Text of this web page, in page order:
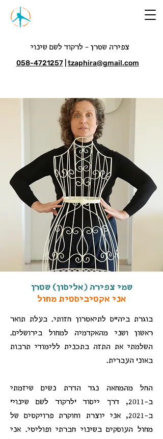
צפירה שטרן - לרקוד לשם שינוי
058-4721257| tzaphira@gmail.com
שמי צפירה (אליסון) שטרן
אני אקטיביסטית מחול
בוגרת ביה"ס לתיאטרון חזותי. בעלת תואר
ראשון ושני מהאקדמיה למחול בירושלים.
השלמתי את התזה בתכנית ללימודי תרבות
באונ' העברית.
החל מהמחאה נגד הדרת נשים שיזמתי
ב-2011, דרך ייסוד 'לרקוד לשם שינוי'
ב-2021, אני יוצרת וחוקרת פרויקטים של
מחול העוסקים בשינוי חברתי ופוליטי. אני